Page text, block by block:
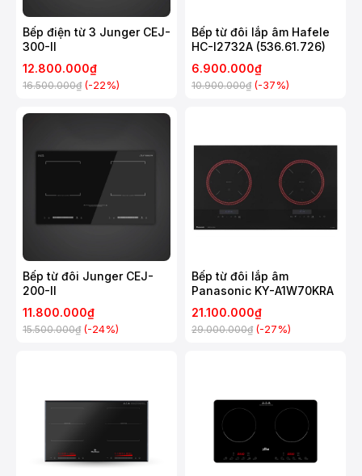
Bếp điện từ 3 Junger CEJ-
300-II
12.800.000₫
16.500.000₫ (-22%)
Bếp từ đôi lắp âm Hafele
HC-I2732A (536.61.726)
6.900.000₫
10.900.000₫ (-37%)
Bếp từ đôi Junger CEJ-
200-II
11.800.000₫
15.500.000₫ (-24%)
Bếp từ đôi lắp âm
Panasonic KY-A1W70KRA
21.100.000₫
29.000.000₫ (-27%)